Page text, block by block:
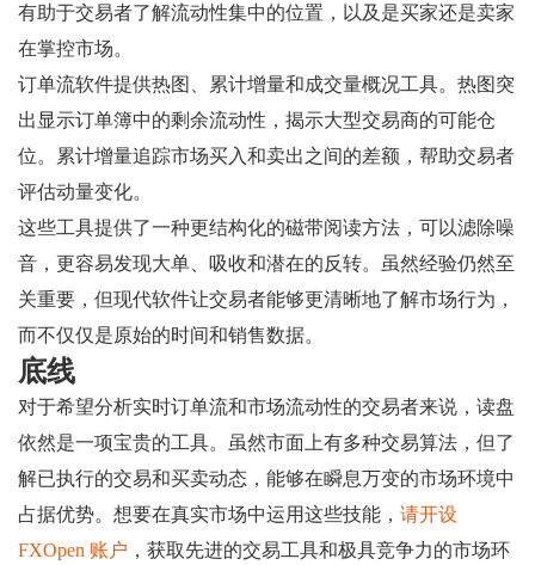
有助于交易者了解流动性集中的位置，以及是买家还是卖家
在掌控市场。
订单流软件提供热图、累计增量和成交量概况工具。热图突
出显示订单簿中的剩余流动性，揭示大型交易商的可能仓
位。累计增量追踪市场买入和卖出之间的差额，帮助交易者
评估动量变化。
这些工具提供了一种更结构化的磁带阅读方法，可以滤除噪
音，更容易发现大单、吸收和潜在的反转。虽然经验仍然至
关重要，但现代软件让交易者能够更清晰地了解市场行为，
而不仅仅是原始的时间和销售数据。
底线
对于希望分析实时订单流和市场流动性的交易者来说，读盘
依然是一项宝贵的工具。虽然市面上有多种交易算法，但了
解已执行的交易和买卖动态，能够在瞬息万变的市场环境中
占据优势。想要在真实市场中运用这些技能， 请开设
FXOpen 账户 ，获取先进的交易工具和极具竞争力的市场环